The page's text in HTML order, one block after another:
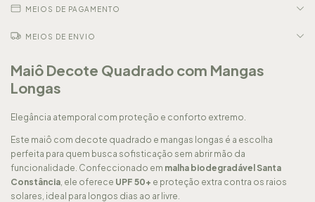
MEIOS DE PAGAMENTO
MEIOS DE ENVIO
Maiô Decote Quadrado com Mangas
Longas
Elegância atemporal com proteção e conforto extremo.
Este maiô com decote quadrado e mangas longas é a escolha
perfeita para quem busca sofisticação sem abrir mão da
funcionalidade. Confeccionado em malha biodegradável Santa
Constância , ele oferece UPF 50+ e proteção extra contra os raios
solares, ideal para longos dias ao ar livre.